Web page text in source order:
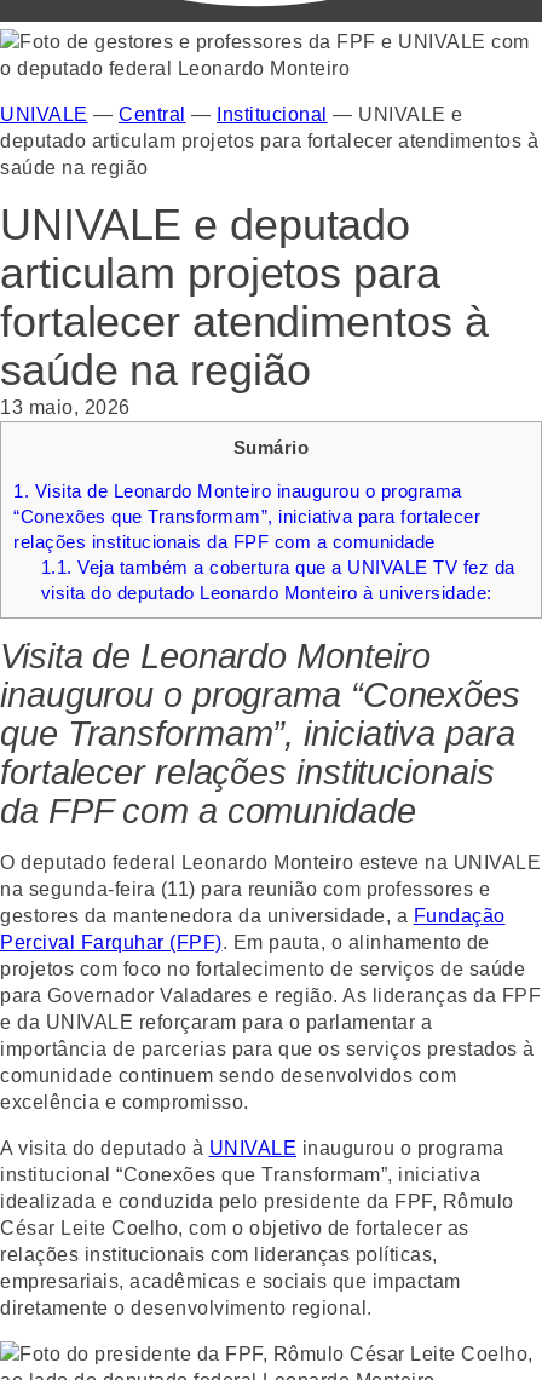
UNIVALE — Central — Institucional — UNIVALE e
deputado articulam projetos para fortalecer atendimentos à
saúde na região
UNIVALE e deputado
articulam projetos para
fortalecer atendimentos à
saúde na região
13 maio, 2026
Sumário
1. Visita de Leonardo Monteiro inaugurou o programa
“Conexões que Transformam”, iniciativa para fortalecer
relações institucionais da FPF com a comunidade
1.1. Veja também a cobertura que a UNIVALE TV fez da
visita do deputado Leonardo Monteiro à universidade:
Visita de Leonardo Monteiro
inaugurou o programa “Conexões
que Transformam”, iniciativa para
fortalecer relações institucionais
da FPF com a comunidade
O deputado federal Leonardo Monteiro esteve na UNIVALE
na segunda-feira (11) para reunião com professores e
gestores da mantenedora da universidade, a Fundação
Percival Farquhar (FPF). Em pauta, o alinhamento de
projetos com foco no fortalecimento de serviços de saúde
para Governador Valadares e região. As lideranças da FPF
e da UNIVALE reforçaram para o parlamentar a
importância de parcerias para que os serviços prestados à
comunidade continuem sendo desenvolvidos com
excelência e compromisso.
A visita do deputado à UNIVALE inaugurou o programa
institucional “Conexões que Transformam”, iniciativa
idealizada e conduzida pelo presidente da FPF, Rômulo
César Leite Coelho, com o objetivo de fortalecer as
relações institucionais com lideranças políticas,
empresariais, acadêmicas e sociais que impactam
diretamente o desenvolvimento regional.